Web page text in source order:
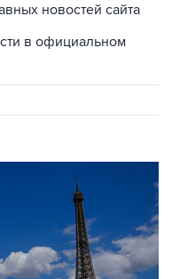
новостей сайта
в официальном